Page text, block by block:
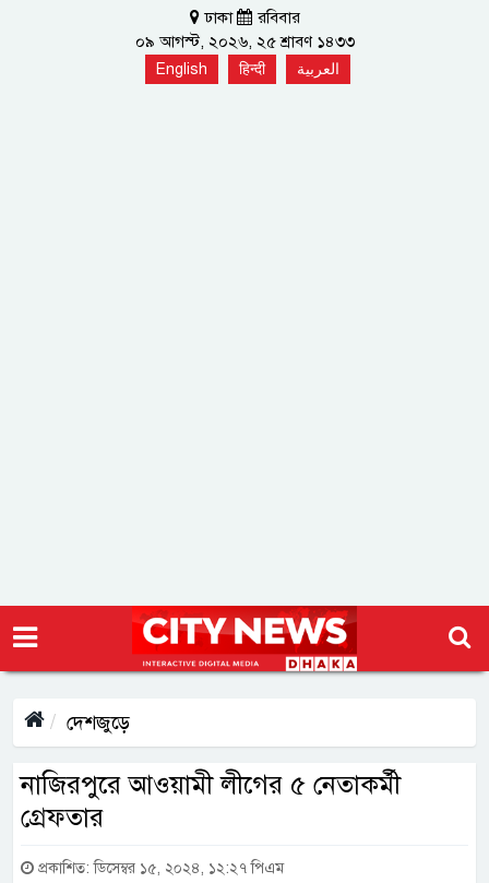
ঢাকা
রবিবার
০৯ আগস্ট, ২০২৬, ২৫ শ্রাবণ ১৪৩৩
English हिन्दी العربية
দেশজুড়ে
নাজিরপুরে আওয়ামী লীগের ৫ নেতাকর্মী
গ্রেফতার
প্রকাশিত: ডিসেম্বর ১৫, ২০২৪, ১২:২৭ পিএম